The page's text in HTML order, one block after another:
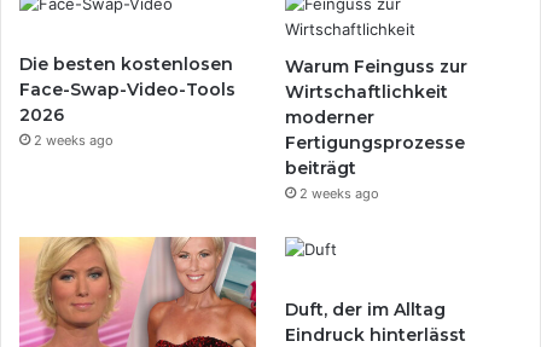
Die besten kostenlosen
Face-Swap-Video-Tools
2026
2 weeks ago
Warum Feinguss zur
Wirtschaftlichkeit
moderner
Fertigungsprozesse
beiträgt
2 weeks ago
Duft, der im Alltag
Eindruck hinterlässt